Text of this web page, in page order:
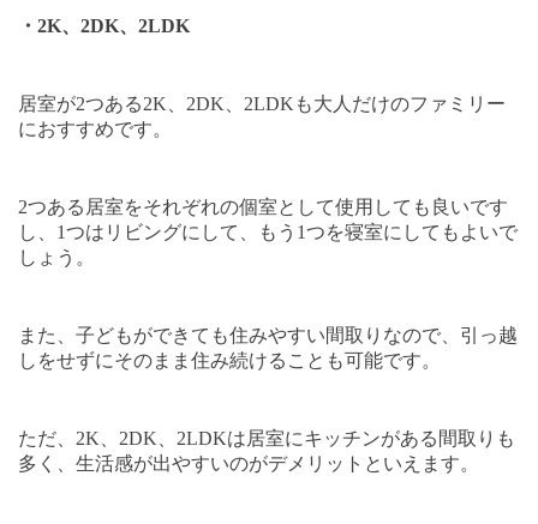
・ 2K、 2DK、 2LDK
居室が2つある2K 2DK 2LDK も大人だけのファミリー
におすすめです。
2つある居室をそれぞれの個室として使用しても良いです
し、 1つはリビングにして、もう 1つを寝室にしてもよいで
しょう。
また、子どもができても住みやすい間取りなので、引っ越
しをせずにそのまま住み続けることも可能です。
ただ、 2K 2DK 2LDKは居室にキッチンがある間取りも
多く、生活感が出やすいのがデメリットといえます。